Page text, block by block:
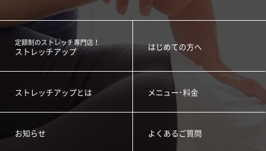
定額制のストレッチ専門店！
ストレッチアップ
はじめての方へ
ストレッチアップとは メニュー･料金
お知らせ よくあるご質問